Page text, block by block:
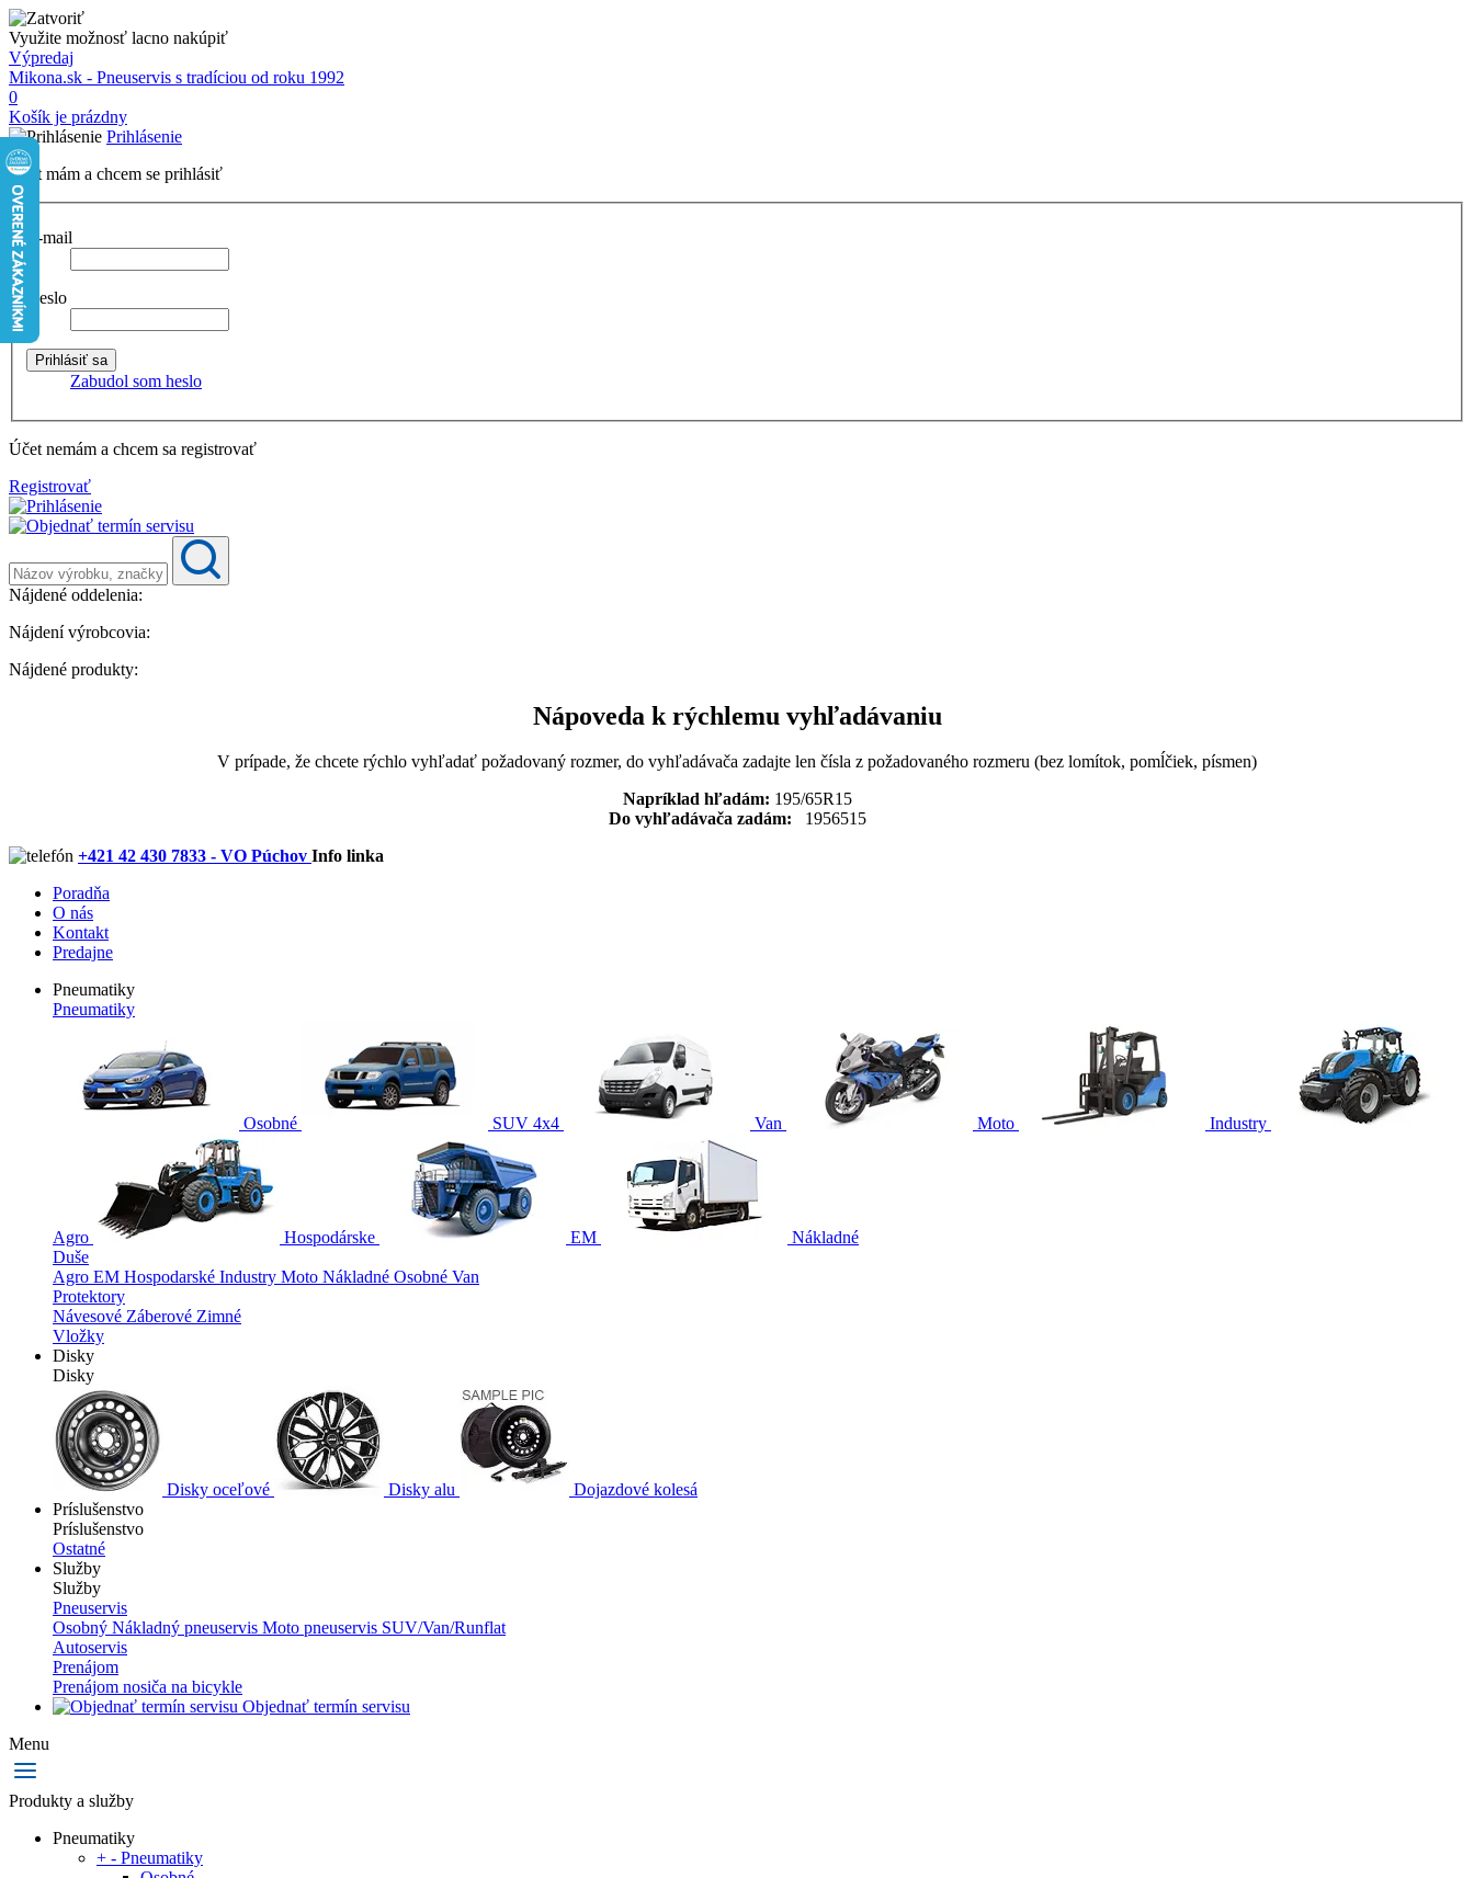
Využite možnosť lacno nakúpiť
Výpredaj
Mikona.sk - Pneuservis s tradíciou od roku 1992
0
Košík je prázdny
Prihlásenie
Účet mám a chcem se prihlásiť
E-mail
Heslo
Zabudol som heslo
Účet nemám a chcem sa registrovať
Registrovať
Nájdené oddelenia:
Nájdení výrobcovia:
Nájdené produkty:
Nápoveda k rýchlemu vyhľadávaniu
V prípade, že chcete rýchlo vyhľadať požadovaný rozmer, do vyhľadávača zadajte len čísla z požadovaného rozmeru (bez lomítok, pomĺčiek, písmen)
Napríklad hľadám: 195/65R15
Do vyhľadávača zadám: 1956515
+421 42 430 7833 - VO Púchov Info linka
Poradňa
O nás
Kontakt
Predajne
Pneumatiky
Pneumatiky
Osobné SUV 4x4 Van Moto Industry
Agro Hospodárske EM
Nákladné
Duše
Agro EM Hospodarské Industry Moto Nákladné Osobné Van
Protektory
Návesové Záberové Zimné
Vložky
Disky
Disky
Disky oceľové Disky alu
Dojazdové kolesá
Príslušenstvo
Príslušenstvo
Ostatné
Služby
Služby
Pneuservis
Osobný Nákladný pneuservis Moto pneuservis SUV/Van/Runflat
Autoservis
Prenájom
Prenájom nosiča na bicykle
Objednať termín servisu
Menu
Produkty a služby
Pneumatiky
+ - Pneumatiky